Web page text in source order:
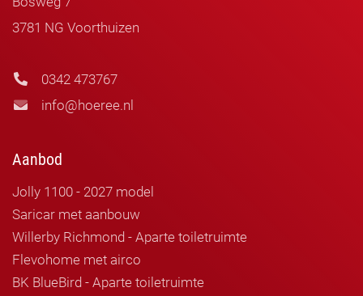
3781 NG Voorthuizen
0342 473767
info@hoeree.nl
Aanbod
Jolly 1100 - 2027 model
Saricar met aanbouw
Willerby Richmond - Aparte toiletruimte
Flevohome met airco
BK BlueBird - Aparte toiletruimte